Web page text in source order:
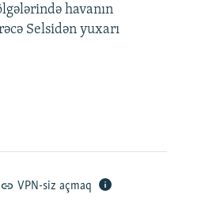
havanın
Selsidən yuxarı
VPN-siz açmaq